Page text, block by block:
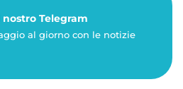
Telegram
al giorno con le notizie